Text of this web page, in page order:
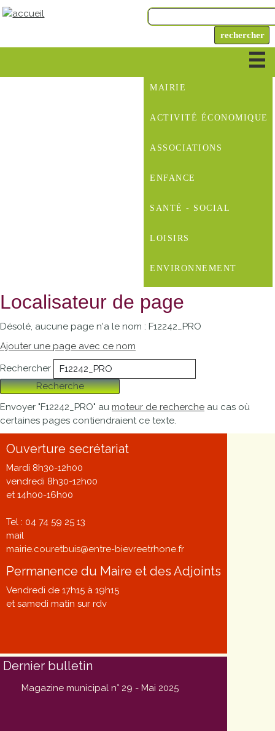
MAIRIE
ACTIVITÉ ÉCONOMIQUE
ASSOCIATIONS
ENFANCE
SANTÉ - SOCIAL
LOISIRS
ENVIRONNEMENT
Localisateur de page
Désolé, aucune page n'a le nom : F12242_PRO
Ajouter une page avec ce nom
Rechercher
Recherche
Envoyer "F12242_PRO" au moteur de recherche au cas où
certaines pages contiendraient ce texte.
Ouverture secrétariat
Mardi 8h30-12h00
vendredi 8h30-12h00
et 14h00-16h00
Tel : 04 74 59 25 13
mail
mairie.couretbuis@entre-bievreetrhone.fr
Permanence du Maire et des Adjoints
Vendredi de 17h15 à 19h15
et samedi matin sur rdv
Dernier bulletin
Magazine municipal n° 29 - Mai 2025